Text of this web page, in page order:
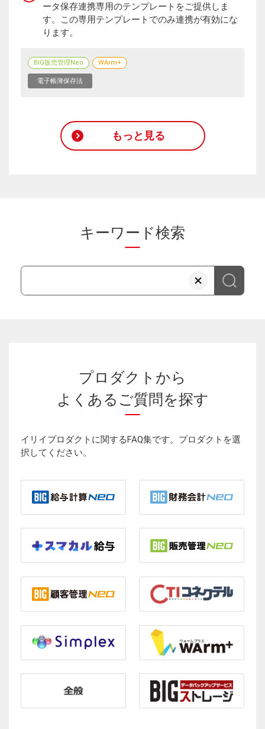
ータ保存連携専用のテンプレートをご提供しま
す。この専用テンプレートでのみ連携が有効にな
ります。
BIG販売管理Neo WArm+
電子帳簿保存法
もっと見る
キーワード検索
プロダクトから
よくあるご質問を探す
イリイプロダクトに関するFAQ集です。プロダクトを選
択してください。